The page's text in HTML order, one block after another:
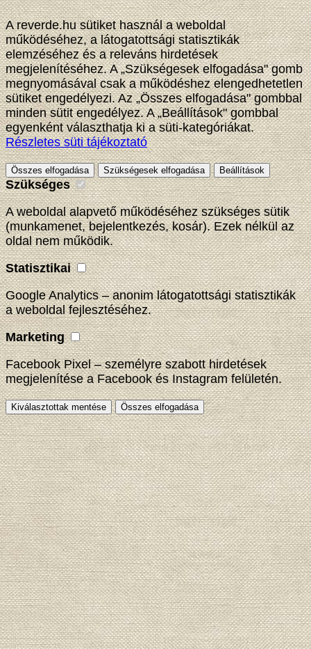
A reverde.hu sütiket használ a weboldal
működéséhez, a látogatottsági statisztikák
elemzéséhez és a releváns hirdetések
megjelenítéséhez. A „Szükségesek elfogadása" gomb
megnyomásával csak a működéshez elengedhetetlen
sütiket engedélyezi. Az „Összes elfogadása" gombbal
minden sütit engedélyez. A „Beállítások" gombbal
egyenként választhatja ki a süti-kategóriákat.
Részletes süti tájékoztató
Összes elfogadása Szükségesek elfogadása Beállítások
Szükséges
A weboldal alapvető működéséhez szükséges sütik
(munkamenet, bejelentkezés, kosár). Ezek nélkül az
oldal nem működik.
Statisztikai
Google Analytics – anonim látogatottsági statisztikák
a weboldal fejlesztéséhez.
Marketing
Facebook Pixel – személyre szabott hirdetések
megjelenítése a Facebook és Instagram felületén.
Kiválasztottak mentése Összes elfogadása